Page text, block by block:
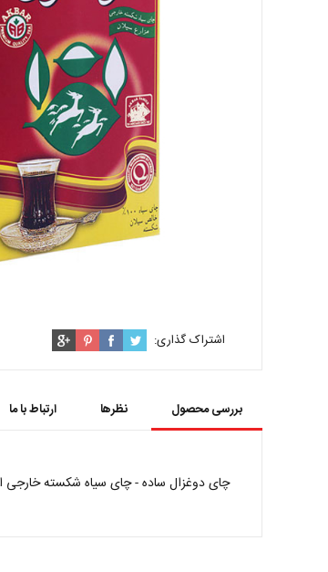
اشتراک گذاری:
بررسی محصول نظرها ارتباط با ما
چای دوغزال ساده - چای سیاه شکسته خارجی